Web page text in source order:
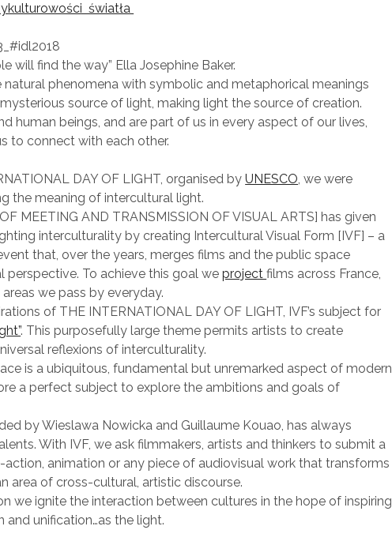
światła
will find the way” Ella Josephine Baker.
natural phenomena with symbolic and metaphorical meanings
source of light, making light the source of creation.
human beings, and are part of us in every aspect of our lives,
to connect with each other.
DAY OF LIGHT, organised byUNESCO, we were
the meaning of intercultural light.
MEETING AND TRANSMISSION OF VISUAL ARTS] has given
interculturality by creating Intercultural Visual Form [IVF] – a
that, over the years, merges films and the public space
perspective. To achieve this goal weprojectfilms across France,
we pass by everyday.
of THE INTERNATIONAL DAY OF LIGHT, IVF’s subject for
. This purposefully large theme permits artists to create
reflexions of interculturality.
is a ubiquitous, fundamental but unremarked aspect of modern
a perfect subject to explore the ambitions and goals of
by Wieslawa Nowicka and Guillaume Kouao, has always
With IVF, we ask filmmakers, artists and thinkers to submit a
animation or any piece of audiovisual work that transforms
area of cross-cultural, artistic discourse.
we ignite the interaction between cultures in the hope of inspiring
unification…as the light.